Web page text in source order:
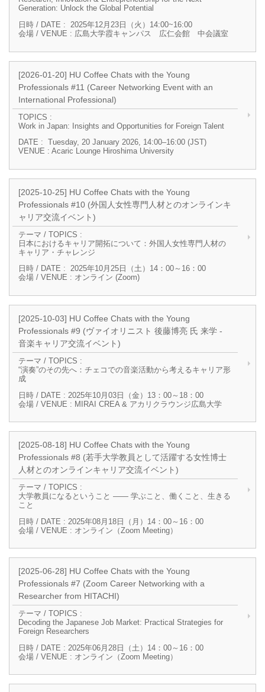
Generation: Unlock the Global Potential
日時 / DATE : 2025年12月23日（火）14:00~16:00
会場 / VENUE : 広島大学霞キャンパス 広仁会館 中会議室
[2026-01-20] HU Coffee Chats with the Young
Professionals #11 (Career Networking Event with an
International Professional)
TOPICS :
Work in Japan: Insights and Opportunities for Foreign Talent
DATE : Tuesday, 20 January 2026, 14:00–16:00 (JST)
VENUE : Acaric Lounge Hiroshima University
[2025-10-25] HU Coffee Chats with the Young
Professionals #10 (外国人女性専門人材とのオンラインキ
ャリア交流イベント)
テーマ / TOPICS :
日本におけるキャリア開拓について：外国人女性専門人材の
キャリア・チャレンジ
日時 / DATE : 2025年10月25日（土）14：00～16：00
会場 / VENUE : オンライン (Zoom)
[2025-10-03] HU Coffee Chats with the Young
Professionals #9 (ヴァイオリニスト 後藤博亮 氏 来学 -
音楽キャリア交流イベント)
テーマ / TOPICS :
“演奏”のその先へ：チェコでの音楽活動から考えるキャリア形
成
日時 / DATE : 2025年10月03日（金）13：00～18：00
会場 / VENUE : MIRAI CREA & アカリクラウンジ広島大学
[2025-08-18] HU Coffee Chats with the Young
Professionals #8 (若手大学教員として活躍する女性博士
人材とのオンラインキャリア交流イベント)
テーマ / TOPICS :
大学教員になるということ ―― 学ぶこと、働くこと、生きる
こと
日時 / DATE : 2025年08月18日（月）14：00～16：00
会場 / VENUE : オンライン（Zoom Meeting）
[2025-06-28] HU Coffee Chats with the Young
Professionals #7 (Zoom Career Networking with a
Researcher from HITACHI)
テーマ / TOPICS :
Decoding the Japanese Job Market: Practical Strategies for
Foreign Researchers
日時 / DATE : 2025年06月28日（土）14：00～16：00
会場 / VENUE : オンライン（Zoom Meeting）